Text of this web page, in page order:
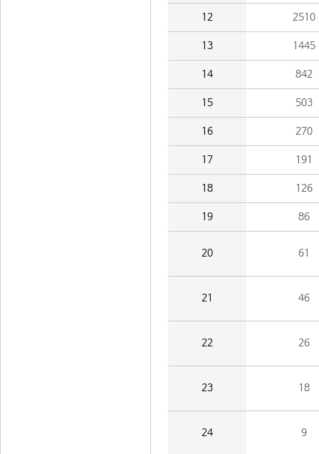
12 2510
13 1445
14 842
15 503
16 270
17 191
18 126
19 86
20 61
21 46
22 26
23 18
24 9